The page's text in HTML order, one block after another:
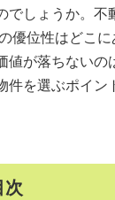
業に係る表示
者提供、情報
API利用規約
でしょうか。不
優位性はどこ
値が落ちない
件を選ぶポイ
次